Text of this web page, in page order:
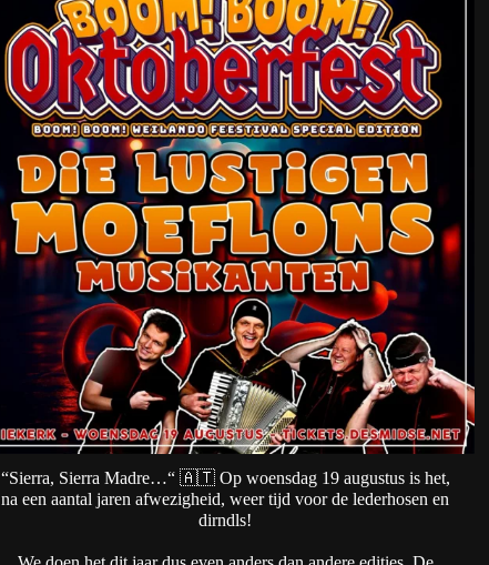
“Sierra, Sierra Madre…“ 🇦🇹 Op woensdag 19 augustus is het,
na een aantal jaren afwezigheid, weer tijd voor de lederhosen en
dirndls!